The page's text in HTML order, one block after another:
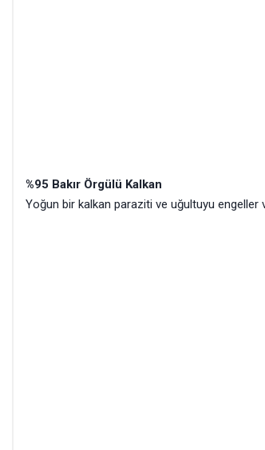
%95 Bakır Örgülü Kalkan
Yoğun bir kalkan paraziti ve uğultuyu engeller